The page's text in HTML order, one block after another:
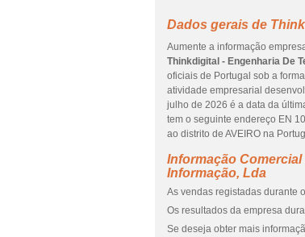
Dados gerais de
Aumente a informação
Thinkdigital - Engenharia De
oficiais de Portugal sob a
atividade empresarial
julho de 2026 é a data da
tem o seguinte endereço EN
ao distrito de AVEIRO na
Informação
Informação, Lda
As vendas registadas durante
Os resultados da empresa
Se deseja obter mais